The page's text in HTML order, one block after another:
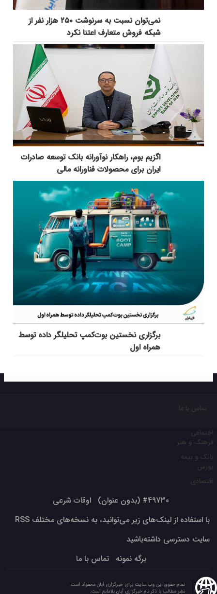
نمی‌توان نسبت به سرنوشت ۲۵۰ هزار نفر از
شبکه فروش متعارف اعتنا نکرد
اگزیم بوم، راهکار نوآورانه بانک توسعه صادرات
ایران برای محصولات فناورانه مالی
برگزاری نخستین بوت‌کمپ تحلیلگر داده توسط
همراه اول
تماس با ما
اجتماعی
فرهنگ و هنر
بانک و بیمه
بورس
اقتصادی
#49730 (بدون عنوان)
اوقات شرعی
با استفاده از لینک‌های زیر می‌توانید، به نسخه‌های مختلف RSS
سایت دسترسی داشته‌باشید
برگه نمونه
تماس با ما
تمام حقوق این وب سایت برای خبرگزاری آبان محفوظ است.
نشر مطالب با ذکر نام خبرگزاری آبان بلامانع است.